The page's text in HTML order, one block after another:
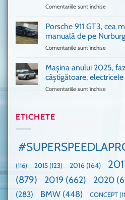
în
UK,
nevoie
de
Comentariile sunt închise
VANS!
Am
pus
umărul
cu
mai
mare
paradă
de
dube
Porsche 911 GT3, cea
manuală de pe
Comentariile sunt închise
911
GT3,
cea
pe
Mașina anului 2025,
câștigătoare,
Comentariile sunt închise
EV3
domină
WCOTY
ETICHETE
(116) 2015 (123) 2016 (164)
(879)
2019 (662) 2020
(283)
BMW (448) CONCEPT